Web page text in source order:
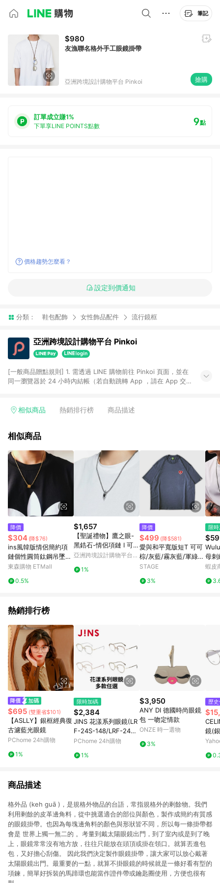
筆記
$980
友漁聯名格外手工眼鏡掛帶
亞洲跨境設計購物平台 Pinkoi 搶購
訂單成立賺1%
下單享LINE POINTS點數 9點
價格趨勢怎麼看？
設定到價通知
分類： 鞋包配飾 女性飾品配件 流行鏡框
亞洲跨境設計購物平台 Pinkoi
[一般商品贈點規則] 1. 需透過 LINE 購物前往 Pinkoi 頁面，並在
同一瀏覽器於 24 小時內結帳（若自動跳轉 App ，請在 App 交
回饋訂單不得享有 Pinkoi 站方優惠，例如首購優惠，P coins，
行為，不具贈點資格，部分退款不在此限。 6. APP 請更新至
貨後 45 天後發送。 8. 群眾募資商品，禮物卡，開館保證金，補
運費，攤位費等不具贈點資格。 9. LINE 購物站上之商品規格、
顏色、價位、贈品如與 Pinkoi 商品資訊頁及購物車不符，以
Pinkoi 購物商品資訊頁及購物車標示為準。 10. 點數紅包使用規
則請以點數紅包活動說明為準。 11. 若於 LINE 購物前往 Pinkoi
頁面後才首次下載 Pinkoi APP 並完成訂單，不符合導購資格；承
上，首次下載 Pinkoi APP 後，需透過 LINE 購物前往 Pinkoi 頁
相似商品 熱銷排行榜 商品描述
相似商品
降價
$304 (降$76)
ins風韓版情侶簡約項
鏈個性圓筒鈦鋼吊墜男
女時尚潮流學生配飾品
東森購物 ETMall
0.5%
$1,657
【聖誕禮物】鷹之眼-
黑鋯石-情侶項鏈 I 可調
節 I 可個性化刻
亞洲跨境設計購物平台
1%
降價
$499 (降$581)
愛與和平寬版短T 可可
棕/灰藍/霧灰藍/軍綠/
黑色/白色
STAGE
3%
限
母刺
斜紋
蝦皮
熱銷排行榜
$695 (雙重省$101)
【ASLLY】銀框經典復
古濾藍光眼鏡
PChome 24h購物
1%
限時加碼
$2,384
JINS 花漾系列眼鏡(LR
F-24S-148/LRF-24S-
149)-多款任選
PChome 24h購物
1%
$3,950
ANY DI 德國時尚眼鏡
包 一吻定情款
ONZE 時一選物
3%
歷
鏡(
商品描述
格外品 (keh guā )，是規格外物品的台語，常指規格外的剩餘物。我們
利用剩餘的皮革邊角料，從中挑選適合的部位與顏色，​製作成簡約有質感
的眼鏡掛帶。也因為每塊邊角料的顏色與形狀皆不同，​所以每一條掛帶都
會是 世界上獨一無二的 。​考量到戴太陽眼鏡出門，到了室內或是到了晚
上，眼鏡常常沒有地方放，往往只能放在頭頂或掛在領口。就算丟進包
包，又好擔心刮傷。 因此我們決定製作眼鏡掛帶，讓大家可以放心戴著
太陽眼鏡出門。最重要的一點，就算不掛眼鏡的時候就是一條好看有型的
項鍊，簡單好拆裝的馬蹄環也能當作證件帶或鑰匙圈使用，方便也很有